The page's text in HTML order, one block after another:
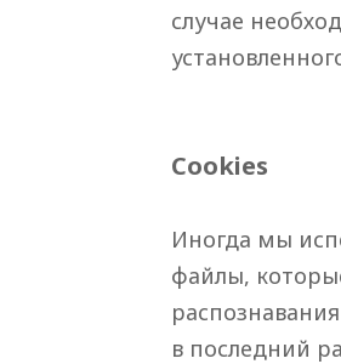
случае
Cookies
Иногда мы
файлы,
в последний